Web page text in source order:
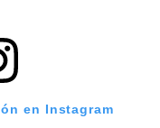
en Instagram